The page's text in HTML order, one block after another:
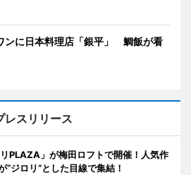
ンに日本料理店「銀平」 鯛飯が看
レスリリース
PLAZA」が梅田ロフトで開催！人気作
“ジロリ”とした目線で集結！